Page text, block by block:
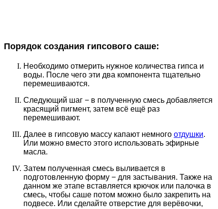
Порядок создания гипсового саше:
Необходимо отмерить нужное количества гипса и
воды. После чего эти два компонента тщательно
перемешиваются.
Следующий шаг − в полученную смесь добавляется
красящий пигмент, затем всё ещё раз
перемешивают.
Далее в гипсовую массу капают немного отдушки.
Или можно вместо этого использовать эфирные
масла.
Затем полученная смесь выливается в
подготовленную форму − для застывания. Также на
данном же этапе вставляется крючок или палочка в
смесь, чтобы саше потом можно было закрепить на
подвесе. Или сделайте отверстие для верёвочки,